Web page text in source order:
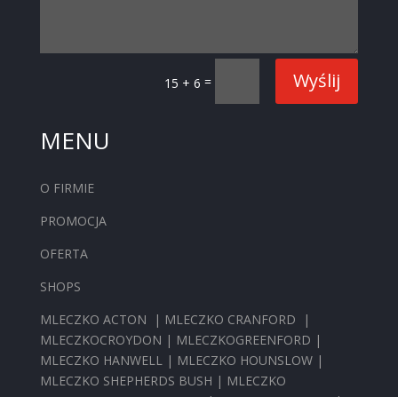
15 + 6 = Wyślij
MENU
O FIRMIE
PROMOCJA
OFERTA
SHOPS
MLECZKO ACTON | MLECZKO CRANFORD |
MLECZKOCROYDON | MLECZKOGREENFORD |
MLECZKO HANWELL
| MLECZKO HOUNSLOW|
MLECZKO SHEPHERDS BUSH | MLECZKO